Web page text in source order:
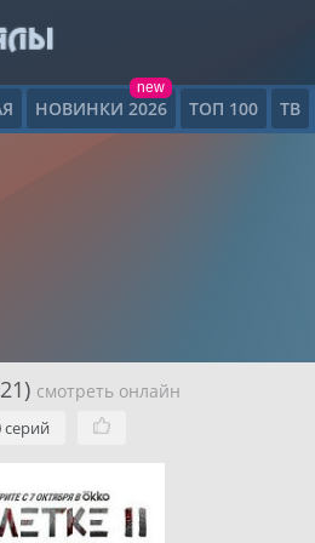
НОВИНКИ 2026
new
ТОП 100 ТВ
смотреть онлайн
серий